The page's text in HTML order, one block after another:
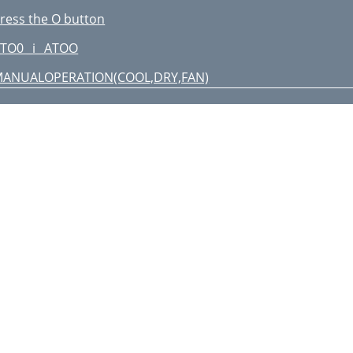
the O button
_i_ ATOO
INFORMATION t